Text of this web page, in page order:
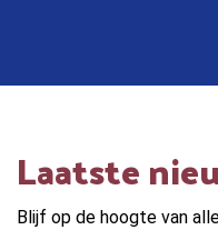
Laatste
Blijf op de hoogte van